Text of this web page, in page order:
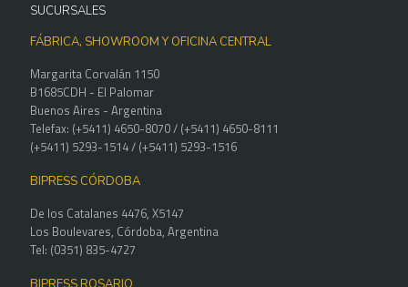
SUCURSALES
FÁBRICA, SHOWROOM Y OFICINA CENTRAL
Margarita Corvalán 1150
B1685CDH - El Palomar
Buenos Aires - Argentina
Telefax: (+5411) 4650-8070 / (+5411) 4650-8111
(+5411) 5293-1514 / (+5411) 5293-1516
BIPRESS CÓRDOBA
De los Catalanes 4476, X5147
Los Boulevares, Córdoba, Argentina
Tel: (0351) 835-4727